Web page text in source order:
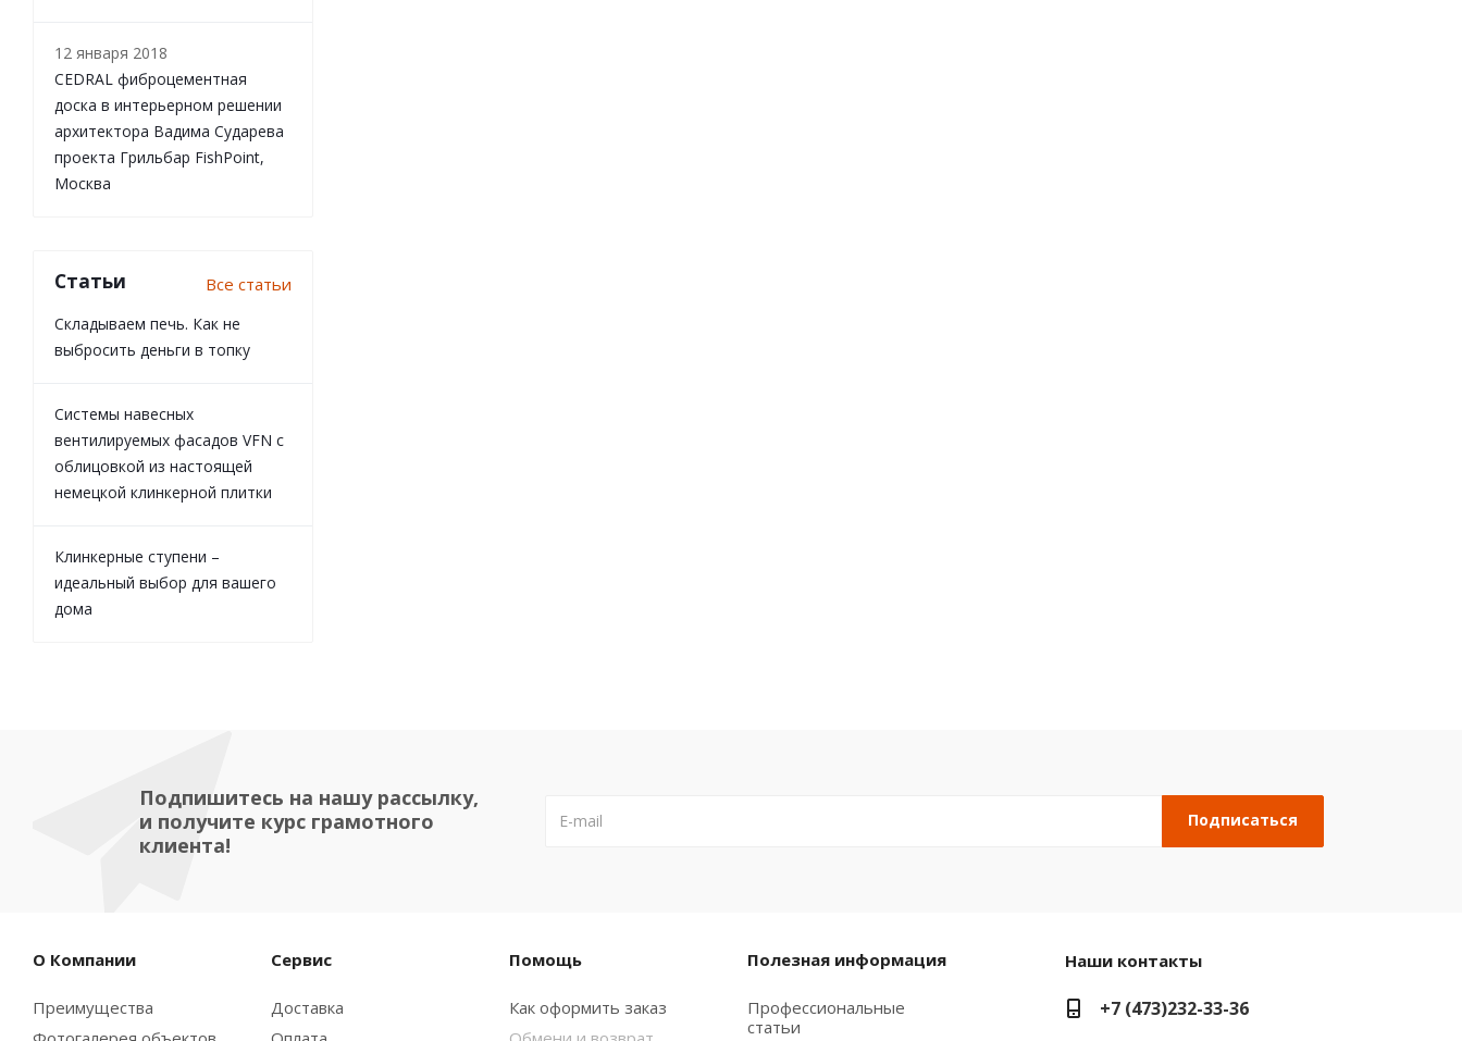
12 января 2018
CEDRAL фиброцементная
доска в интерьерном решении
архитектора Вадима Сударева
проекта Грильбар FishPoint,
Москва
Статьи Все статьи
Складываем печь. Как не
выбросить деньги в топку
Системы навесных
вентилируемых фасадов VFN с
облицовкой из настоящей
немецкой клинкерной плитки
Клинкерные ступени –
идеальный выбор для вашего
дома
Подпишитесь на нашу рассылку,
и получите курс грамотного
клиента!
О Компании
Преимущества
Сервис
Доставка
Помощь
Как оформить заказ
Полезная информация
Профессиональные
статьи
Наши контакты
+7 (473)232-33-36